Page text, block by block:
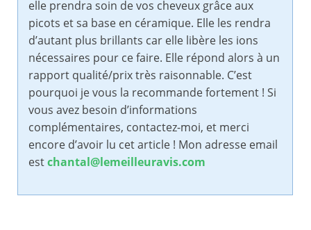
elle prendra soin de vos cheveux grâce aux
picots et sa base en céramique. Elle les rendra
d’autant plus brillants car elle libère les ions
nécessaires pour ce faire. Elle répond alors à un
rapport qualité/prix très raisonnable. C’est
pourquoi je vous la recommande fortement ! Si
vous avez besoin d’informations
complémentaires, contactez-moi, et merci
encore d’avoir lu cet article ! Mon adresse email
estchantal@lemeilleuravis.com